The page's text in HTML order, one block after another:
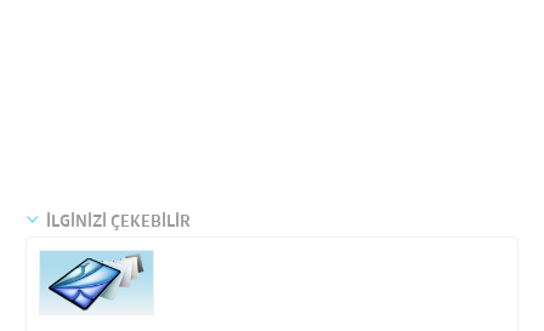
İLGİNİZİ ÇEKEBİLİR